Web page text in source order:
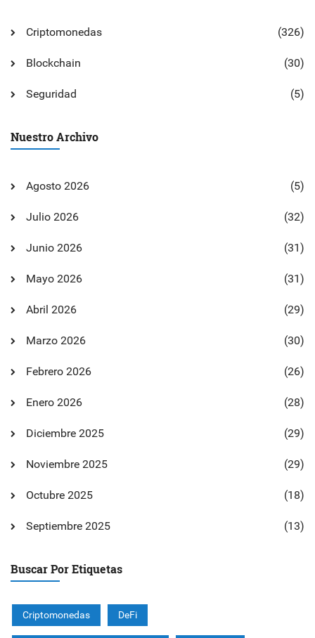
Criptomonedas (326)
Blockchain (30)
Seguridad (5)
Nuestro Archivo
Agosto 2026 (5)
Julio 2026 (32)
Junio 2026 (31)
Mayo 2026 (31)
Abril 2026 (29)
Marzo 2026 (30)
Febrero 2026 (26)
Enero 2026 (28)
Diciembre 2025 (29)
Noviembre 2025 (29)
Octubre 2025 (18)
Septiembre 2025 (13)
Buscar Por Etiquetas
Criptomonedas DeFi